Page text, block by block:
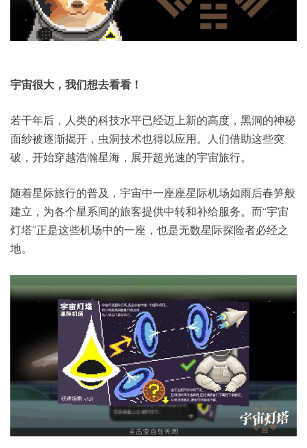
宇宙很大，我们想去看看！
若干年后，人类的科技水平已经迈上新的高度，黑洞的神秘
面纱被逐渐揭开，虫洞技术也得以应用。人们借助这些突
破，开始穿越浩瀚星海，展开超光速的宇宙旅行。
随着星际旅行的普及，宇宙中一座座星际机场如雨后春笋般
建立，为各个星系间的旅客提供中转和补给服务。而“宇宙
灯塔”正是这些机场中的一座，也是无数星际探险者必经之
地。